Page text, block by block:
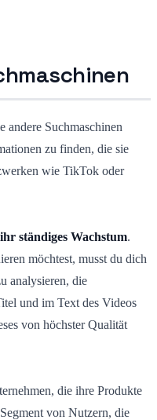
andere Suchmaschinen
zu finden, die sie
wie TikTok oder
ständiges Wachstum.
möchtest, musst du dich
analysieren, die
und im Text des Videos
von höchster Qualität
die ihre Produkte
von Nutzern, die